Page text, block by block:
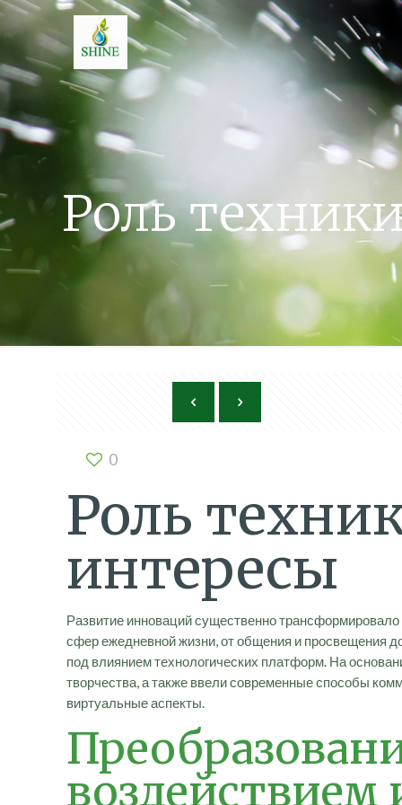
Роль
0
Роль
интересы
Развитие инноваций существенно
сфер ежедневной жизни, от общения и просвещения
под влиянием технологических платформ. На
творчества, а также ввели современные способы
виртуальные аспекты.